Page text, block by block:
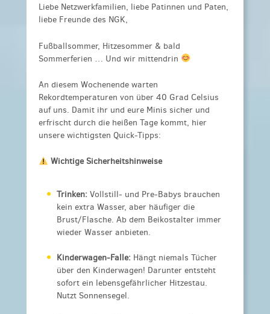
Liebe Netzwerkfamilien, liebe Patinnen und Paten,
liebe Freunde des NGK,
Fußballsommer, Hitzesommer & bald
Sommerferien … Und wir mittendrin
An diesem Wochenende warten
Rekordtemperaturen von über 40 Grad Celsius
auf uns. Damit ihr und eure Minis sicher und
erfrischt durch die heißen Tage kommt, hier
unsere wichtigsten Quick-Tipps:
Wichtige Sicherheitshinweise
Trinken: Vollstill- und Pre-Babys brauchen
kein extra Wasser, aber häufiger die
Brust/Flasche. Ab dem Beikostalter immer
wieder Wasser anbieten.
Kinderwagen-Falle: Hängt niemals Tücher
über den Kinderwagen! Darunter entsteht
sofort ein lebensgefährlicher Hitzestau.
Nutzt Sonnensegel.